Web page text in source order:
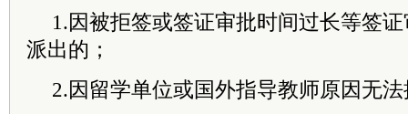
1.因被拒签或签证审批时间过长等签
派出的；
2.因留学单位或国外指导教师原因无